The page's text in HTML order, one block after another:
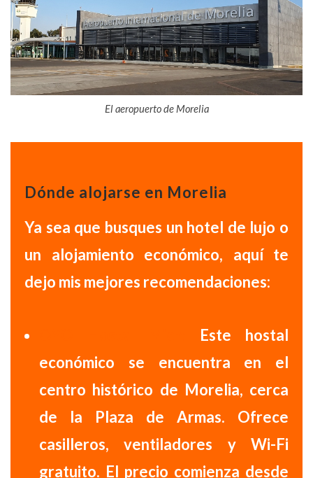
El aeropuerto de Morelia
Dónde alojarse en Morelia
Ya sea que busques un hotel de lujo o
un alojamiento económico, aquí te
dejo mis mejores recomendaciones:
Este hostal
económico se encuentra en el
centro histórico de Morelia, cerca
de la Plaza de Armas. Ofrece
casilleros, ventiladores y Wi-Fi
gratuito. El precio comienza desde